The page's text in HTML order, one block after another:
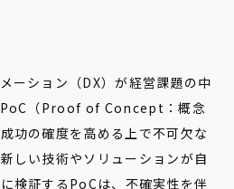
ーション（DX）が経営課題の中
PoC（Proof of Concept：概念
功の確度を高める上で不可欠な
しい技術やソリューションが自
検証するPoCは、不確実性を伴